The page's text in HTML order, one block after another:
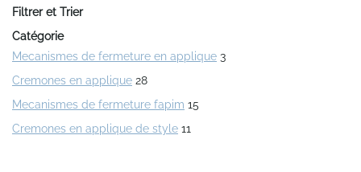
Filtrer et Trier
Catégorie
Mecanismes de fermeture en applique 3
Cremones en applique 28
Mecanismes de fermeture fapim 15
Cremones en applique de style 11